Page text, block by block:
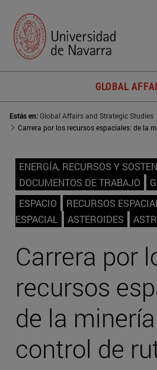
GLOBAL
Estás en:Global Affairs and Strategic Studies
ENERGÍA, RECURSOS Y
DOCUMENTOS DE TRABAJO
ESPACIO
RECURSOS
ESPACIAL
ASTEROIDES
Carrera por
recursos
de la
control de